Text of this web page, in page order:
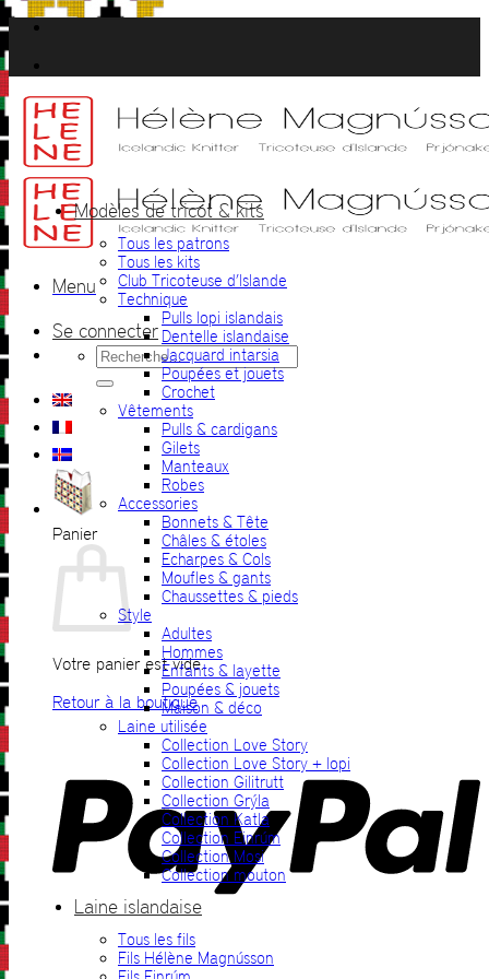
Passer
au
contenu
Menu
Se connecter
Recherche
pour :
Panier
Votre panier est vide.
Retour à la boutique
Modèles de tricot & kits
Tous les patrons
Tous les kits
Club Tricoteuse d’Islande
Technique
Pulls lopi islandais
Dentelle islandaise
Jacquard intarsia
Poupées et jouets
Crochet
Vêtements
Pulls & cardigans
Gilets
Manteaux
Robes
Accessories
Bonnets & Tête
Châles & étoles
Echarpes & Cols
Moufles & gants
Chaussettes & pieds
Style
Adultes
Hommes
Enfants & layette
Poupées & jouets
Maison & déco
Laine utilisée
Collection Love Story
Collection Love Story + lopi
Collection Gilitrutt
Collection Grýla
Collection Katla
Collection Einrúm
Collection Mosi
Collection mouton
Laine islandaise
Tous les fils
Fils Hélène Magnússon